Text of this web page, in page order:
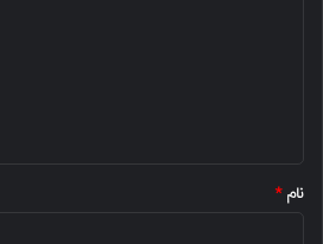
نام*